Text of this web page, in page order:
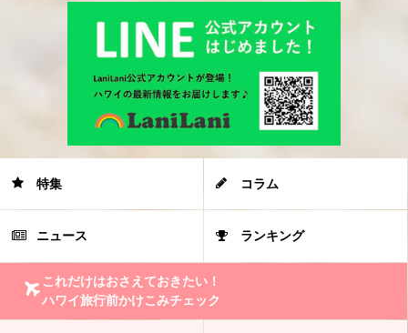
特集 コラム
ニュース ランキング
これだけはおさえておきたい！
ハワイ旅行前かけこみチェック